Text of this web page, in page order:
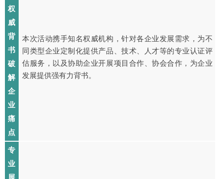
权
威
背
书
破
解
企
业
痛
点
本次活动携手知名权威机构，针对各企业发展需求，为不
同类型企业定制化提供产品、技术、人才等的专业认证评
估服务，以及协助企业开展项目合作、协会合作，为企业
发展提供强有力背书。
专
业